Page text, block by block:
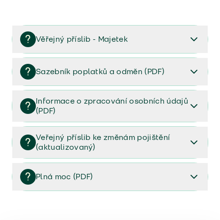
Věřejný příslib - Majetek
Věřejný příslib majetek 2023
Sazebník poplatků a odměn (PDF)
Sazebník poplatků a odměn (PDF)
Informace o zpracování osobních údajů
(PDF)
Informace o zpracování osobních údajů (PDF)
Veřejný příslib ke změnám pojištění
(aktualizovaný)
Veřejný příslib ke změnám pojištění (aktualizovaný)
Plná moc (PDF)